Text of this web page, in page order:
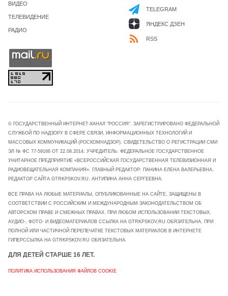
ВИДЕО
ТЕЛЕВИДЕНИЕ
РАДИО
TELEGRAM
ЯНДЕКС ДЗЕН
RSS
© ГОСУДАРСТВЕННЫЙ ИНТЕРНЕТ-КАНАЛ "РОССИЯ". ЗАРЕГИСТРИРОВАНО ФЕДЕРАЛЬНОЙ
СЛУЖБОЙ ПО НАДЗОРУ В СФЕРЕ СВЯЗИ, ИНФОРМАЦИОННЫХ ТЕХНОЛОГИЙ И
МАССОВЫХ КОММУНИКАЦИЙ (РОСКОМНАДЗОР). СВИДЕТЕЛЬСТВО О РЕГИСТРАЦИИ СМИ
ЭЛ № ФС 77-59166 ОТ 22.08.2014. УЧРЕДИТЕЛЬ: ФЕДЕРАЛЬНОЕ ГОСУДАРСТВЕННОЕ
УНИТАРНОЕ ПРЕДПРИЯТИЕ «ВСЕРОССИЙСКАЯ ГОСУДАРСТВЕННАЯ ТЕЛЕВИЗИОННАЯ И
РАДИОВЕЩАТЕЛЬНАЯ КОМПАНИЯ». ГЛАВНЫЙ РЕДАКТОР: ПАНИНА ЕЛЕНА ВАЛЕРЬЕВНА.
РЕДАКТОР САЙТА GTRKPSKOV.RU: АНТИПИНА АННА СЕРГЕЕВНА.
ВСЕ ПРАВА НА ЛЮБЫЕ МАТЕРИАЛЫ, ОПУБЛИКОВАННЫЕ НА САЙТЕ, ЗАЩИЩЕНЫ В
СООТВЕТСТВИИ С РОССИЙСКИМ И МЕЖДУНАРОДНЫМ ЗАКОНОДАТЕЛЬСТВОМ ОБ
АВТОРСКОМ ПРАВЕ И СМЕЖНЫХ ПРАВАХ. ПРИ ЛЮБОМ ИСПОЛЬЗОВАНИИ ТЕКСТОВЫХ,
АУДИО-, ФОТО- И ВИДЕОМАТЕРИАЛОВ ССЫЛКА НА GTRKPSKOV.RU ОБЯЗАТЕЛЬНА. ПРИ
ПОЛНОЙ ИЛИ ЧАСТИЧНОЙ ПЕРЕПЕЧАТКЕ ТЕКСТОВЫХ МАТЕРИАЛОВ В ИНТЕРНЕТЕ
ГИПЕРССЫЛКА НА GTRKPSKOV.RU ОБЯЗАТЕЛЬНА.
ДЛЯ ДЕТЕЙ СТАРШЕ 16 ЛЕТ.
ПОЛИТИКА ИСПОЛЬЗОВАНИЯ ФАЙЛОВ COOKIE